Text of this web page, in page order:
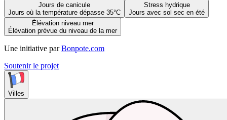
Jours de canicule
Jours où la température dépasse 35°C
Stress hydrique
Jours avec sol sec en été
Élévation niveau mer
Élévation prévue du niveau de la mer
Une initiative par Bonpote.com
Soutenir le projet
Villes